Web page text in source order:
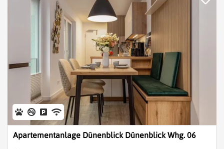
Apartementanlage Dünenblick Dünenblick Whg. 06